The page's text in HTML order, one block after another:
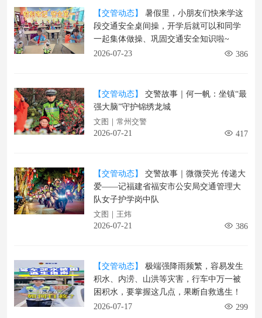
【交管动态】
暑假里，小朋友们快来学这
段交通安全桌间操，开学后就可以和同学
一起集体做操、巩固交通安全知识啦~
2026-07-23
386
【交管动态】
交警故事｜何一帆：坐镇“最
强大脑”守护锦绣龙城
文图｜常州交警
2026-07-21
417
【交管动态】
交警故事｜微微荧光 传递大
爱——记福建省福安市公安局交通管理大
队女子护学岗中队
文图｜王炜
2026-07-21
386
【交管动态】
极端强降雨频繁，容易发生
积水、内涝、山洪等灾害，行车中万一被
困积水，要掌握这几点，果断自救逃生！
2026-07-17
299